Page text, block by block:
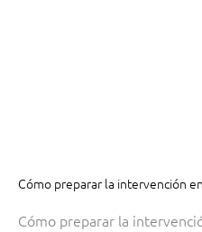
Cómo preparar la intervención
Cómo preparar la